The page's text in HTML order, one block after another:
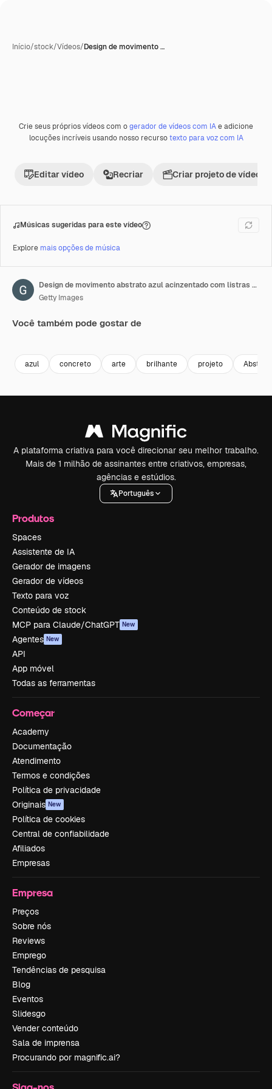
Início/stock/Vídeos/Design de movimento …
Premium
Crie seus próprios vídeos com ogerador de vídeos com IAe adicione
locuções incríveis usando nosso recursotexto para voz com IA
Editar vídeo Recriar Criar projeto de vídeo
Músicas sugeridas para este vídeo
Explore mais opções de música
Design de movimento abstrato azul acinzentado com listras brilhantes.
Getty Images
Você também pode gostar de
azul concreto arte brilhante projeto
A plataforma criativa para você direcionar seu melhor trabalho.
Mais de 1 milhão de assinantes entre criativos, empresas,
agências e estúdios.
Português
Produtos
Spaces
Assistente de IA
Gerador de imagens
Gerador de vídeos
Texto para voz
Conteúdo de stock
MCP para Claude/ChatGPT New
Agentes New
API
App móvel
Todas as ferramentas
Começar
Academy
Documentação
Atendimento
Termos e condições
Política de privacidade
Originais New
Política de cookies
Central de confiabilidade
Afiliados
Empresas
Empresa
Preços
Sobre nós
Reviews
Emprego
Tendências de pesquisa
Blog
Eventos
Slidesgo
Vender conteúdo
Sala de imprensa
Procurando por magnific.ai?